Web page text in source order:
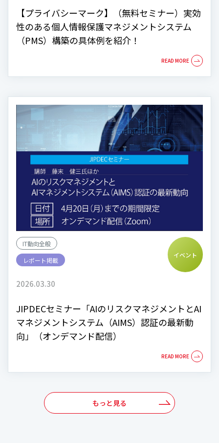
【プライバシーマーク】（無料セミナー）実効
性のある個人情報保護マネジメントシステム
（PMS）構築の具体例を紹介！
IT動向全般
レポート掲載
イベント
2026.03.30
JIPDECセミナー「AIのリスクマネジメントとAI
マネジメントシステム（AIMS）認証の最新動
向」（オンデマンド配信）
もっと見る